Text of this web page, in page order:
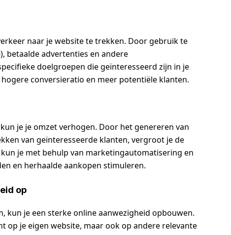
naar je website te trekken. Door gebruik te
betaalde advertenties en andere
doelgroepen die geïnteresseerd zijn in je
conversieratio en meer potentiële klanten.
je je omzet verhogen. Door het genereren van
van geïnteresseerde klanten, vergroot je de
je met behulp van marketingautomatisering en
en herhaalde aankopen stimuleren.
op
kun je een sterke online aanwezigheid opbouwen.
op je eigen website, maar ook op andere relevante